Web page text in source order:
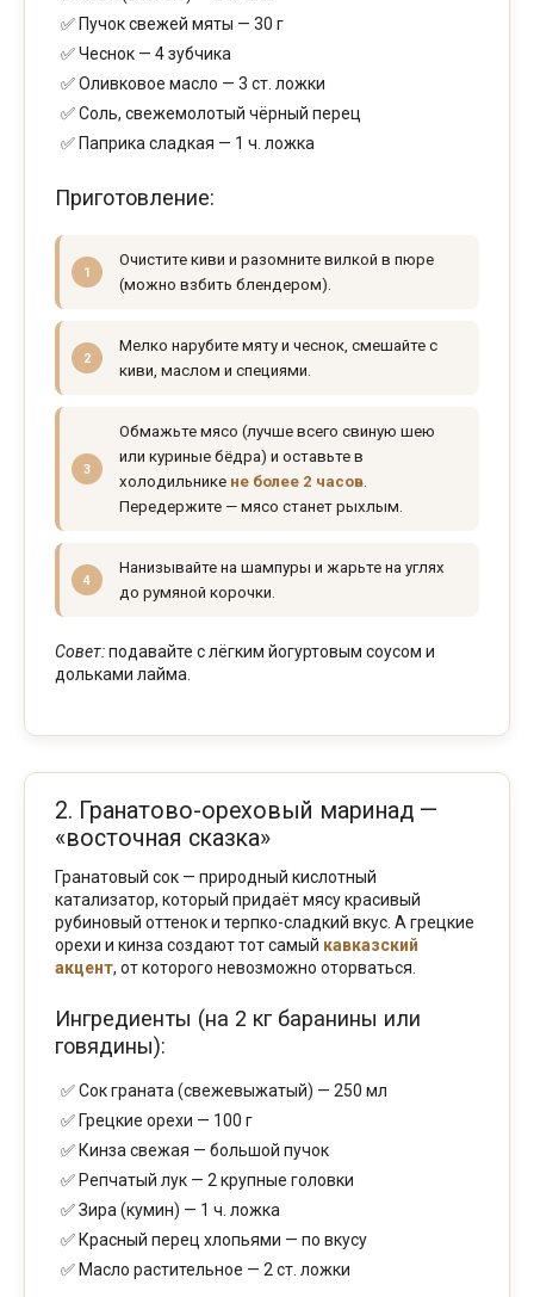
Пучок свежей мяты — 30 г
Чеснок — 4 зубчика
Оливковое масло — 3 ст. ложки
Соль, свежемолотый чёрный перец
Паприка сладкая — 1 ч. ложка
Приготовление:
Очистите киви и разомните вилкой в пюре
(можно взбить блендером).
Мелко нарубите мяту и чеснок, смешайте с
киви, маслом и специями.
Обмажьте мясо (лучше всего свиную шею
или куриные бёдра) и оставьте в
холодильнике не более 2 часов.
Передержите — мясо станет рыхлым.
Нанизывайте на шампуры и жарьте на углях
до румяной корочки.
Совет:подавайте с лёгким йогуртовым соусом и
дольками лайма.
2. Гранатово-ореховый маринад —
«восточная сказка»
Гранатовый сок — природный кислотный
катализатор, который придаёт мясу красивый
рубиновый оттенок и терпко-сладкий вкус. А грецкие
орехи и кинза создают тот самый кавказский
акцент, от которого невозможно оторваться.
Ингредиенты (на 2 кг баранины или
говядины):
Сок граната (свежевыжатый) — 250 мл
Грецкие орехи — 100 г
Кинза свежая — большой пучок
Репчатый лук — 2 крупные головки
Зира (кумин) — 1 ч. ложка
Красный перец хлопьями — по вкусу
Масло растительное — 2 ст. ложки